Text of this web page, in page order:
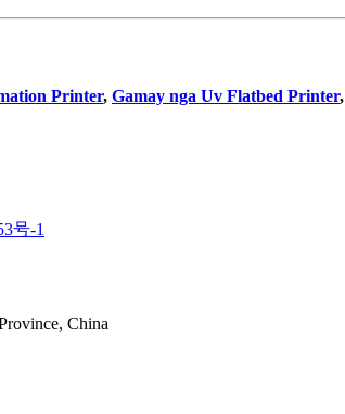
Printer, Gamay nga Uv Flatbed Printer,
号-1
China